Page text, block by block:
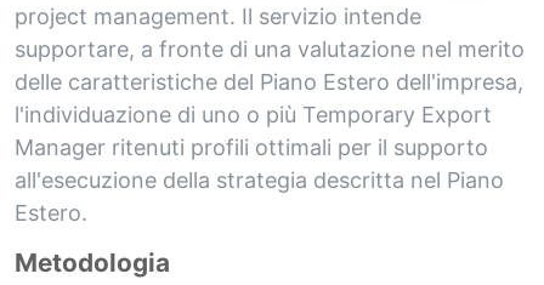
project management. Il servizio intende
supportare, a fronte di una valutazione nel merito
delle caratteristiche del Piano Estero dell'impresa,
l'individuazione di uno o più Temporary Export
Manager ritenuti profili ottimali per il supporto
all'esecuzione della strategia descritta nel Piano
Estero.
Metodologia